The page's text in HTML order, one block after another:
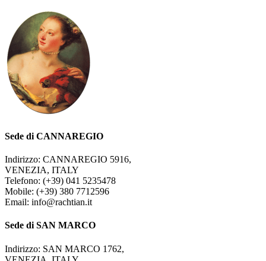
Sede di CANNAREGIO
Indirizzo: CANNAREGIO 5916,
VENEZIA, ITALY
Telefono: (+39) 041 5235478
Mobile: (+39) 380 7712596
Email: info@rachtian.it
Sede di SAN MARCO
Indirizzo: SAN MARCO 1762,